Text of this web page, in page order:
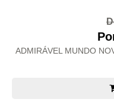
ADMIRÁVEL MUNDO